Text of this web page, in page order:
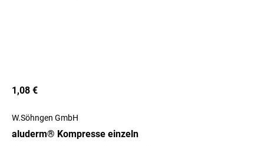
1,08 €
W.Söhngen GmbH
aluderm® Kompresse einzeln